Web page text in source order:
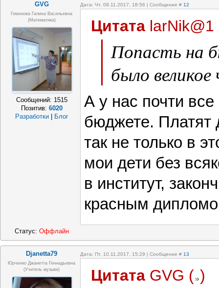
GVG Дата: Чт, 09.11.2017, 18:56 | Сообщение # 12
Гомонова Галина Васильевна
(математика)
Сообщений: 1515
Позитив: 6020
Разработки
Блог
Цитата larNik@1
Попасть на
было великое
А у нас почти
бюджете. Платят
так не только в
мои дети без
в институт,
красным
Статус: Оффлайн
Djanetta79 Дата: Пт, 10.11.2017, 15:29 | Сообщение # 13
Юрченко Джанетта Геннадьевна
(Учитель музыки)
Цитата GVG ( )